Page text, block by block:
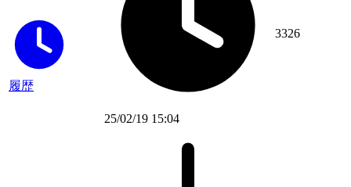
履歴
25/02/19 15:04
3326